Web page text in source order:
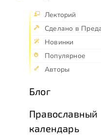
Лекторий
Сделано в
Новинки
Популярное
Авторы
Блог
Православный
календарь